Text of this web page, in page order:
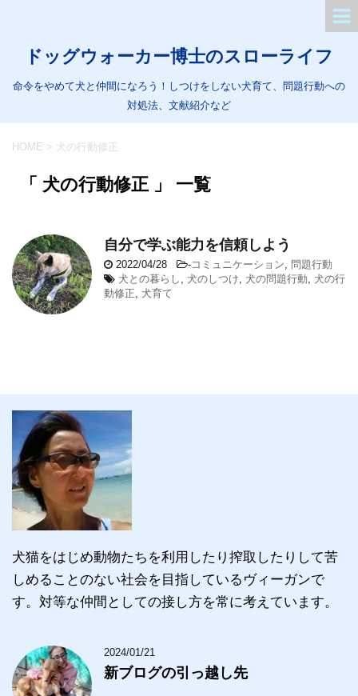
ドッグウォーカー博士のスローライフ
命令をやめて犬と仲間になろう！しつけをしない犬育て、問題行動への
対処法、文献紹介など
HOME > 犬の行動修正
「 犬の行動修正 」 一覧
自分で学ぶ能力を信頼しよう
2022/04/28 -コミュニケーション
問題行動
犬との暮らし
犬のしつけ 犬の問題行動
犬の行
動修正
犬育て
犬猫をはじめ動物たちを利用したり搾取したりして苦
しめることのない社会を目指しているヴィーガンで
す。対等な仲間としての接し方を常に考えています。
2024/01/21
新ブログの引っ越し先